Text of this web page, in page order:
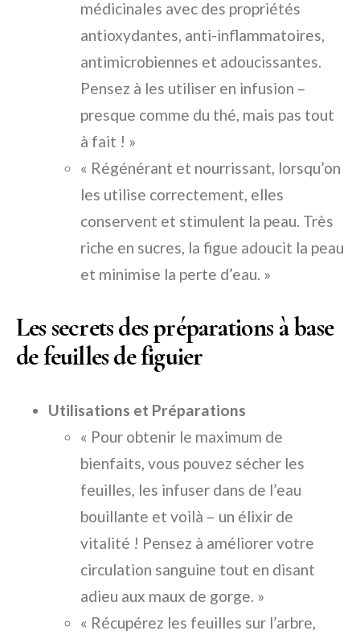
médicinales avec des propriétés
antioxydantes, anti-inflammatoires,
antimicrobiennes et adoucissantes.
Pensez à les utiliser en infusion –
presque comme du thé, mais pas tout
à fait ! »
« Régénérant et nourrissant, lorsqu’on
les utilise correctement, elles
conservent et stimulent la peau. Très
riche en sucres, la figue adoucit la peau
et minimise la perte d’eau. »
Les secrets des préparations à base
de feuilles de figuier
Utilisations et Préparations
« Pour obtenir le maximum de
bienfaits, vous pouvez sécher les
feuilles, les infuser dans de l’eau
bouillante et voilà – un élixir de
vitalité ! Pensez à améliorer votre
circulation sanguine tout en disant
adieu aux maux de gorge. »
« Récupérez les feuilles sur l’arbre,